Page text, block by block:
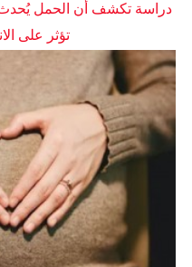
دراسة تكشف أن الحمل يُحدث
تؤثر على